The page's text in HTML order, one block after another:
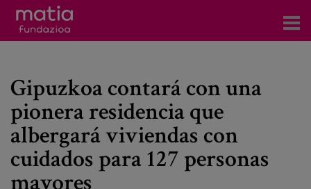
Servicios
Eventos
Contacto
Gipuzkoa contará con una
pionera residencia que
albergará viviendas con
cuidados para 127 personas
mayores